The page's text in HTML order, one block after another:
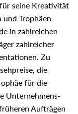
seine Kreativität
und Trophäen
in zahlreichen
zahlreicher
Zu
die
für die
Unternehmens-
Aufträgen